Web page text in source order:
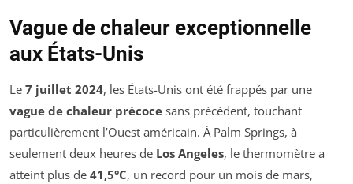
Vague de chaleur exceptionnelle
aux États-Unis
Le 7 juillet 2024, les États-Unis ont été frappés par une
vague de chaleur précoce sans précédent, touchant
particulièrement l’Ouest américain. À Palm Springs, à
seulement deux heures de Los Angeles, le thermomètre a
atteint plus de 41,5°C, un record pour un mois de mars,